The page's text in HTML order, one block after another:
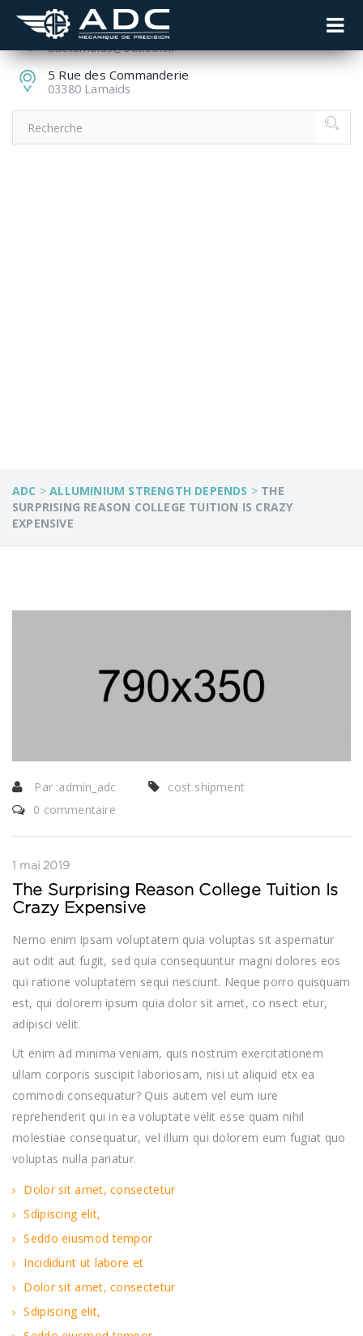
04 70 51 85 85
adc.lamaids@outlook.fr
5 Rue des Commanderie
03380 Lamaids
ADC >ALLUMINIUM STRENGTH DEPENDS > THE
SURPRISING REASON COLLEGE TUITION IS CRAZY
EXPENSIVE
Par :admin_adc
cost shipment
0 commentaire
1 mai 2019
The Surprising Reason College Tuition Is
Crazy Expensive
Nemo enim ipsam voluptatem quia voluptas sit aspernatur
aut odit aut fugit, sed quia consequuntur magni dolores eos
qui ratione voluptatem sequi nesciunt. Neque porro quisquam
est, qui dolorem ipsum quia dolor sit amet, co nsect etur,
adipisci velit.
Ut enim ad minima veniam, quis nostrum exercitationem
ullam corporis suscipit laboriosam, nisi ut aliquid etx ea
commodi consequatur? Quis autem vel eum iure
reprehenderit qui in ea voluptate velit esse quam nihil
molestiae consequatur, vel illum qui dolorem eum fugiat quo
voluptas nulla pariatur.
Dolor sit amet, consectetur
Sdipiscing elit,
Seddo eiusmod tempor
Incididunt ut labore et
Dolor sit amet, consectetur
Sdipiscing elit,